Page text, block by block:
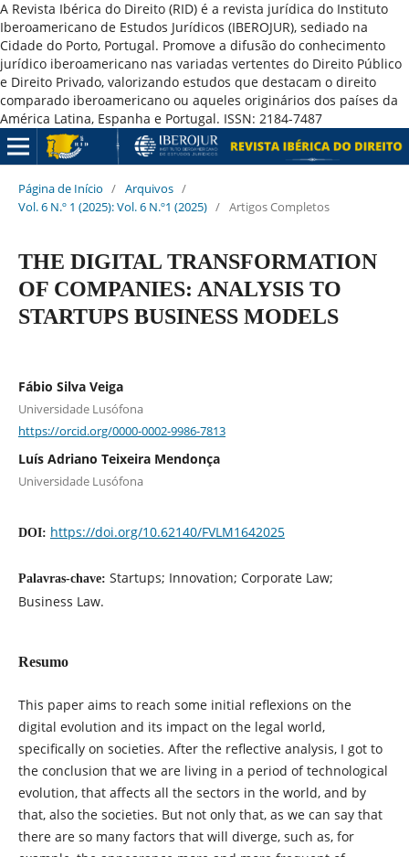
A Revista Ibérica do Direito (RID) é a revista jurídica do Instituto
Iberoamericano de Estudos Jurídicos (IBEROJUR), sediado na
Cidade do Porto, Portugal. Promove a difusão do conhecimento
jurídico iberoamericano nas variadas vertentes do Direito Público
e Direito Privado, valorizando estudos que destacam o direito
comparado iberoamericano ou aqueles originários dos países da
América Latina, Espanha e Portugal. ISSN: 2184-7487
Página de Início / Arquivos /
Vol. 6 N.º 1 (2025): Vol. 6 N.º1 (2025) / Artigos Completos
THE DIGITAL TRANSFORMATION
OF COMPANIES: ANALYSIS TO
STARTUPS BUSINESS MODELS
Fábio Silva Veiga
Universidade Lusófona
https://orcid.org/0000-0002-9986-7813
Luís Adriano Teixeira Mendonça
Universidade Lusófona
DOI: https://doi.org/10.62140/FVLM1642025
Palavras-chave: Startups; Innovation; Corporate Law;
Business Law.
Resumo
This paper aims to reach some initial reflexions on the
digital evolution and its impact on the legal world,
specifically on societies. After the reflective analysis, I got to
the conclusion that we are living in a period of technological
evolution, that affects all the sectors in the world, and by
that, also the societies. But not only that, as we can say that
there are so many factors that will diverge, such as, for